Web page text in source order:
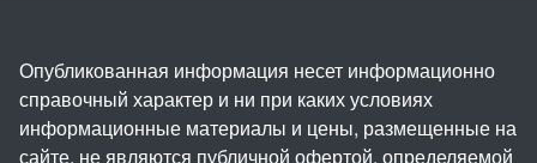
Опубликованная информация несет информационно
справочный характер и ни при каких условиях
информационные материалы и цены, размещенные на
сайте, не являются публичной офертой, определяемой